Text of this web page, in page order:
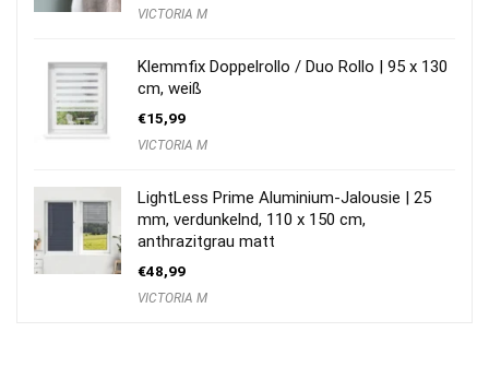
VICTORIA M
Klemmfix Doppelrollo / Duo Rollo | 95 x 130
cm, weiß
€15,99
VICTORIA M
LightLess Prime Aluminium-Jalousie | 25
mm, verdunkelnd, 110 x 150 cm,
anthrazitgrau matt
€48,99
VICTORIA M